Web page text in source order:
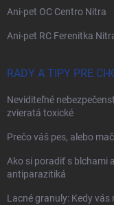
Ani-pet OC Centro Nitra
Ani-pet RC Ferenitka
RADY A TIPY PRE
Neviditeľné
zvieratá toxické
Prečo váš pes, alebo
Ako si poradiť s blchami
antiparazitiká
Lacné granuly: Kedy